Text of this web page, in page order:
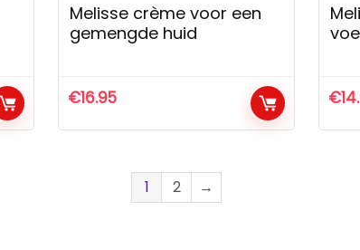
Melisse crème voor een
gemengde huid
€16.95 €
1 2 →